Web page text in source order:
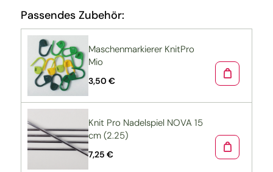
Passendes Zubehör:
Maschenmarkierer KnitPro
Mio
3,50 €
Knit Pro Nadelspiel NOVA 15
cm (2.25)
7,25 €